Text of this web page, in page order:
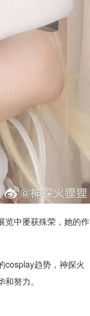
览中屡获殊荣，她的作
cosplay趋势，神探火
努力。